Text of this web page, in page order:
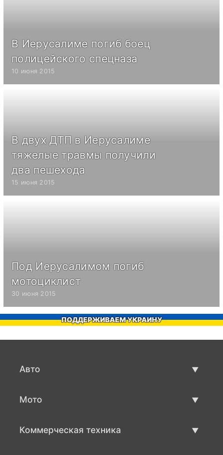
В Иерусалиме погиб боец
полицейского спецназа
10 июня 2015
В двух ДТП в Иерусалиме
тяжелые травмы получили
два пешехода
15 июня 2015
Под Иерусалимом погиб
мотоциклист
30 июня 2015
ПОДДЕРЖИВАЕМ УКРАИНУ
Авто
Мото
Коммерческая техника